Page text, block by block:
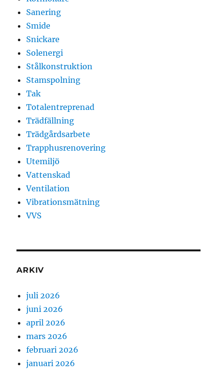
Sanering
Smide
Snickare
Solenergi
Stålkonstruktion
Stamspolning
Tak
Totalentreprenad
Trädfällning
Trädgårdsarbete
Trapphusrenovering
Utemiljö
Vattenskad
Ventilation
Vibrationsmätning
VVS
ARKIV
juli 2026
juni 2026
april 2026
mars 2026
februari 2026
januari 2026